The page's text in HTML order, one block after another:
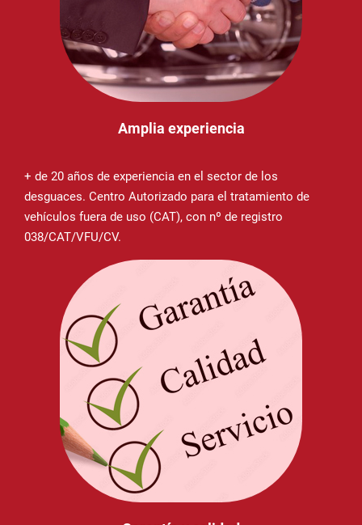
Amplia experiencia
+ de 20 años de experiencia en el sector de los
desguaces. Centro Autorizado para el tratamiento de
vehículos fuera de uso (CAT), con nº de registro
038/CAT/VFU/CV.